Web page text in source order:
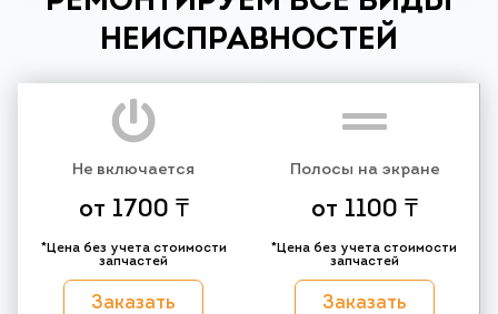
НЕИСПРАВНОСТЕЙ
Не включается
от 1700 ₸
*Цена без учета стоимости
запчастей
Заказать
Полосы на экране
от 1100 ₸
*Цена без учета стоимости
запчастей
Заказать